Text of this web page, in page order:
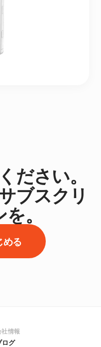
ださい。
ブスクリ
。
める
社情報
ログ